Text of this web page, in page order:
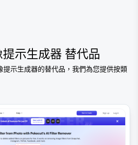
示生成器 替代品
提示生成器的替代品，我們為您提供按類